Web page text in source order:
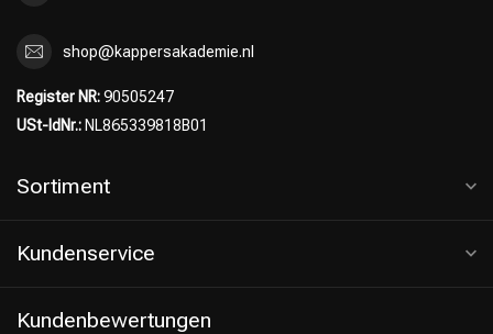
shop@kappersakademie.nl
Register NR:90505247
USt-IdNr.: NL865339818B01
Sortiment
Kundenservice
Kundenbewertungen